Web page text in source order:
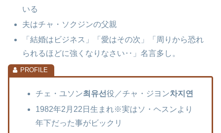
いる
夫はチャ・ソクジンの父親
「結婚はビジネス」「愛はその次」「周りから恐れ
られるほどに強くなりなさい‥」名言多し。
チェ・ユソン최유선役／チャ・ジヨン차지연
1982年2月22日生まれ※実はソ・ヘスンより
年下だった事がビックリ